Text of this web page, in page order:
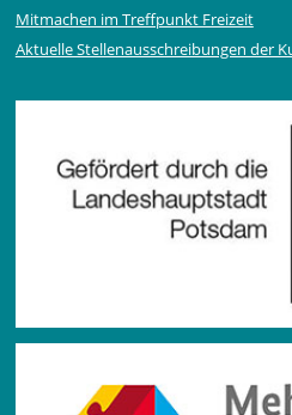
Mitmachen im Treffpunkt Freizeit
Aktuelle Stellen­ausschrei­bungen der